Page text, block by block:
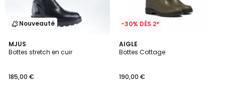
Nouveauté
MJUS
Bottes stretch en cuir
185,00 €
-30% DÈS 2*
AIGLE
Bottes Cottage
190,00 €
5
/